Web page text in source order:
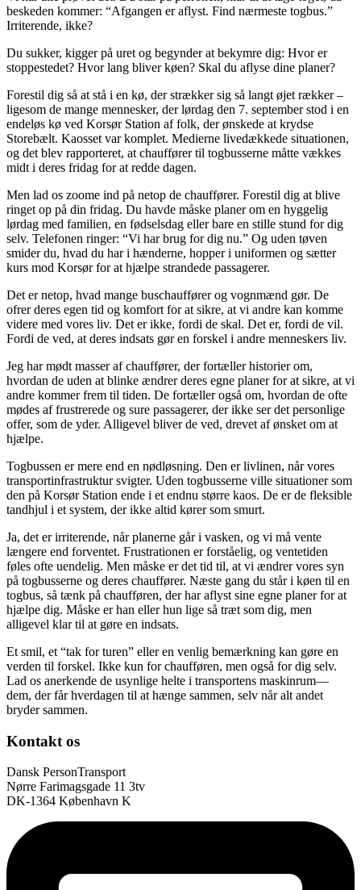
beskeden kommer: “Afgangen er aflyst. Find nærmeste togbus.”
Irriterende, ikke?
Du sukker, kigger på uret og begynder at bekymre dig: Hvor er
stoppestedet? Hvor lang bliver køen? Skal du aflyse dine planer?
Forestil dig så at stå i en kø, der strækker sig så langt øjet rækker –
ligesom de mange mennesker, der lørdag den 7. september stod i en
endeløs kø ved Korsør Station af folk, der ønskede at krydse
Storebælt. Kaosset var komplet. Medierne livedækkede situationen,
og det blev rapporteret, at chauffører til togbusserne måtte vækkes
midt i deres fridag for at redde dagen.
Men lad os zoome ind på netop de chauffører. Forestil dig at blive
ringet op på din fridag. Du havde måske planer om en hyggelig
lørdag med familien, en fødselsdag eller bare en stille stund for dig
selv. Telefonen ringer: “Vi har brug for dig nu.” Og uden tøven
smider du, hvad du har i hænderne, hopper i uniformen og sætter
kurs mod Korsør for at hjælpe strandede passagerer.
Det er netop, hvad mange buschauffører og vognmænd gør. De
ofrer deres egen tid og komfort for at sikre, at vi andre kan komme
videre med vores liv. Det er ikke, fordi de skal. Det er, fordi de vil.
Fordi de ved, at deres indsats gør en forskel i andre menneskers liv.
Jeg har mødt masser af chauffører, der fortæller historier om,
hvordan de uden at blinke ændrer deres egne planer for at sikre, at vi
andre kommer frem til tiden. De fortæller også om, hvordan de ofte
mødes af frustrerede og sure passagerer, der ikke ser det personlige
offer, som de yder. Alligevel bliver de ved, drevet af ønsket om at
hjælpe.
Togbussen er mere end en nødløsning. Den er livlinen, når vores
transportinfrastruktur svigter. Uden togbusserne ville situationer som
den på Korsør Station ende i et endnu større kaos. De er de fleksible
tandhjul i et system, der ikke altid kører som smurt.
Ja, det er irriterende, når planerne går i vasken, og vi må vente
længere end forventet. Frustrationen er forståelig, og ventetiden
føles ofte uendelig. Men måske er det tid til, at vi ændrer vores syn
på togbusserne og deres chauffører. Næste gang du står i køen til en
togbus, så tænk på chaufføren, der har aflyst sine egne planer for at
hjælpe dig. Måske er han eller hun lige så træt som dig, men
alligevel klar til at gøre en indsats.
Et smil, et “tak for turen” eller en venlig bemærkning kan gøre en
verden til forskel. Ikke kun for chaufføren, men også for dig selv.
Lad os anerkende de usynlige helte i transportens maskinrum—
dem, der får hverdagen til at hænge sammen, selv når alt andet
bryder sammen.
Kontakt os
Dansk PersonTransport
Nørre Farimagsgade 11 3tv
DK-1364 København K